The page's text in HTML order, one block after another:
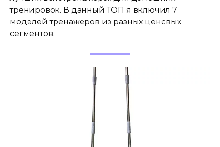
тренировок. В данный ТОП я включил 7
моделей тренажеров из разных ценовых
сегментов.